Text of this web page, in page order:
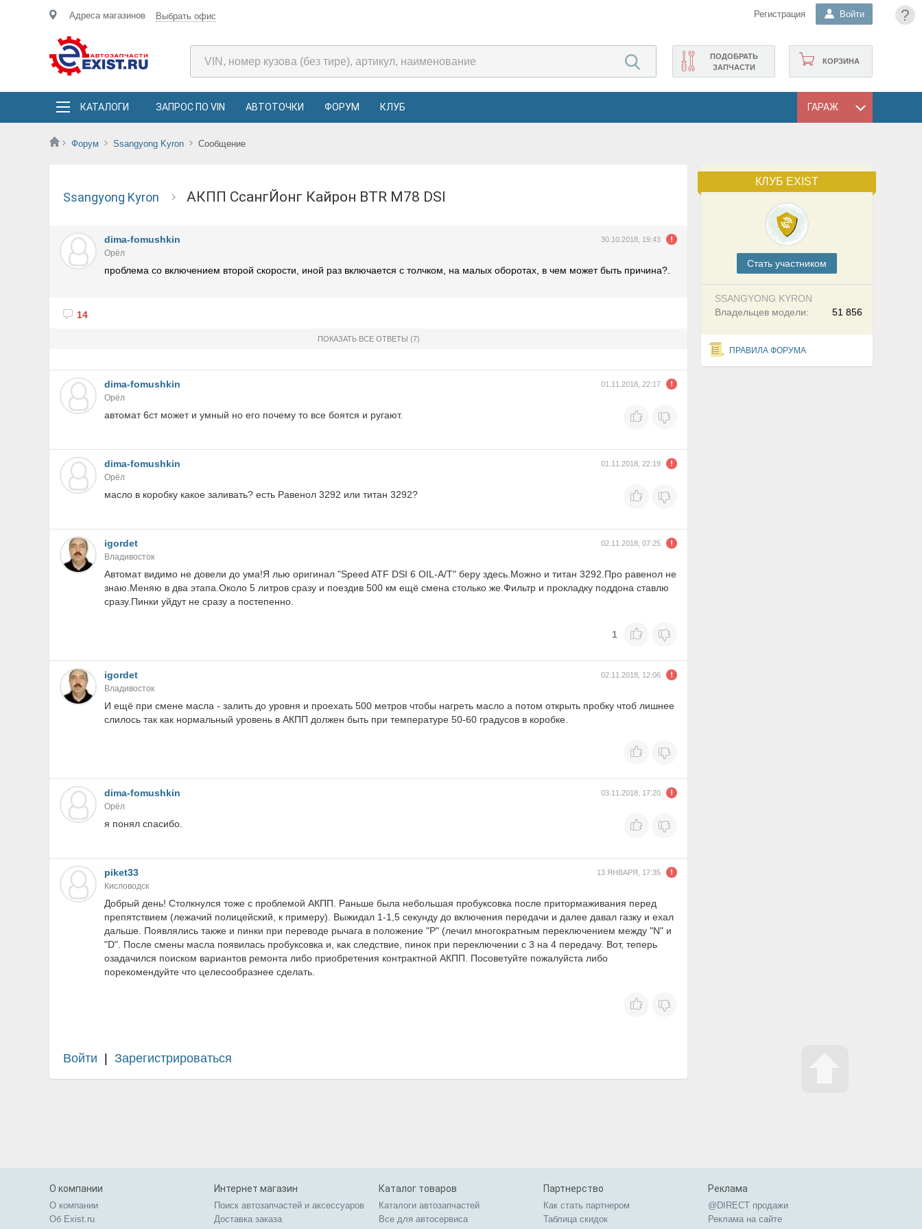
?
Адреса магазинов Выбрать офис Регистрация Войти
КОРЗИНА
ПОДОБРАТЬ
ЗАПЧАСТИ
КАТАЛОГИ ЗАПРОС ПО VIN АВТОТОЧКИ ФОРУМ КЛУБ ГАРАЖ
Форум Ssangyong Kyron Сообщение
КЛУБ EXIST
Cтать участником
SSANGYONG KYRON
51 856
Владельцев модели:
ПРАВИЛА ФОРУМА
Ssangyong Kyron АКПП СсангЙонг Кайрон BTR M78 DSI
dima-fomushkin 30.10.2018, 19:43
Орёл
проблема со включением второй скорости, иной раз включается с толчком, на малых оборотах, в чем может быть причина?.
14
ПОКАЗАТЬ ВСЕ ОТВЕТЫ (7)
dima-fomushkin 01.11.2018, 22:17
Орёл
автомат 6ст может и умный но его почему то все боятся и ругают.
dima-fomushkin 01.11.2018, 22:19
Орёл
масло в коробку какое заливать? есть Равенол 3292 или титан 3292?
igordet 02.11.2018, 07:25
Владивосток
Автомат видимо не довели до ума!Я лью оригинал "Speed ATF DSI 6 OIL-A/T" беру здесь.Можно и титан 3292.Про равенол не
знаю.Меняю в два этапа.Около 5 литров сразу и поездив 500 км ещё смена столько же.Фильтр и прокладку поддона ставлю
сразу.Пинки уйдут не сразу а постепенно.
1
igordet 02.11.2018, 12:06
Владивосток
И ещё при смене масла - залить до уровня и проехать 500 метров чтобы нагреть масло а потом открыть пробку чтоб лишнее
слилось так как нормальный уровень в АКПП должен быть при температуре 50-60 градусов в коробке.
dima-fomushkin 03.11.2018, 17:20
Орёл
я понял спасибо.
piket33 13 ЯНВАРЯ, 17:35
Кисловодск
Добрый день! Столкнулся тоже с проблемой АКПП. Раньше была небольшая пробуксовка после притормаживания перед
препятствием (лежачий полицейский, к примеру). Выжидал 1-1,5 секунду до включения передачи и далее давал газку и ехал
дальше. Появлялись также и пинки при переводе рычага в положение "Р" (лечил многократным переключением между "N" и
"D". После смены масла появилась пробуксовка и, как следствие, пинок при переключении с 3 на 4 передачу. Вот, теперь
озадачился поиском вариантов ремонта либо приобретения контрактной АКПП. Посоветуйте пожалуйста либо
порекомендуйте что целесообразнее сделать.
Войти Зарегистрироваться
О компании
О компании
Об Exist.ru
Интернет магазин
Поиск автозапчастей и аксессуаров
Доставка заказа
Каталог товаров
Каталоги автозапчастей
Все для автосервиса
Партнерство
Как стать партнером
Таблица скидок
Реклама
@DIRECT продажи
Реклама на сайте